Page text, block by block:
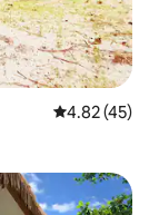
レビュー45
4.82 (45)